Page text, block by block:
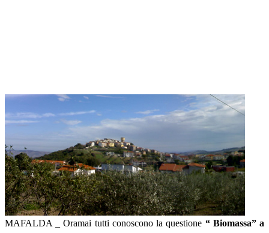
MAFALDA _ Oramai tutti conoscono la questione “ Biomassa” a